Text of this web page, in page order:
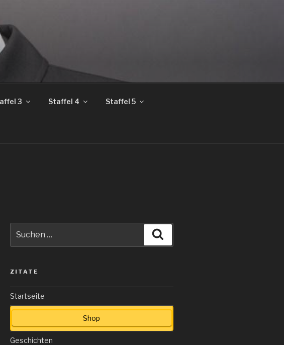
3 Staffel 4 Staffel 5
nach:
ZITATE
Startseite
Shop
Geschichten